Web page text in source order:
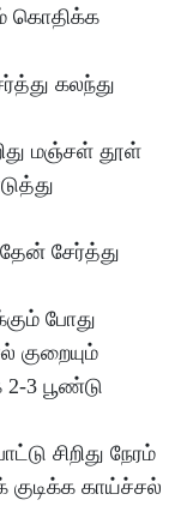
கொதிக்க
கலந்து
மஞ்சள் தூள்
சேர்த்து
போது
குறையும்
3 பூண்டு
சிறிது நேரம்
காய்ச்சல்